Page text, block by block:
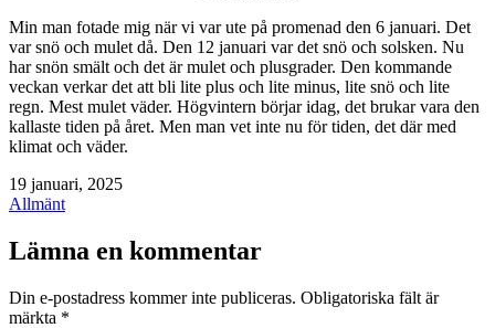
Min man fotade mig när vi var ute på promenad den 6 januari. Det
var snö och mulet då. Den 12 januari var det snö och solsken. Nu
har snön smält och det är mulet och plusgrader. Den kommande
veckan verkar det att bli lite plus och lite minus, lite snö och lite
regn. Mest mulet väder. Högvintern börjar idag, det brukar vara den
kallaste tiden på året. Men man vet inte nu för tiden, det där med
klimat och väder.
Publicerat
den
19 januari, 2025
Kategoriserat
Allmänt
Lämna en kommentar
Din e-postadress kommer inte publiceras. Obligatoriska fält är
märkta *